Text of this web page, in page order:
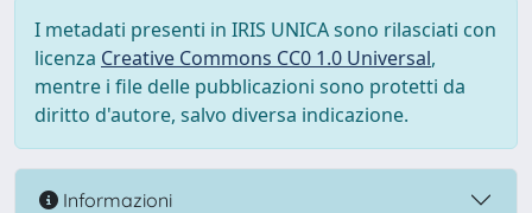
I metadati presenti in IRIS UNICA sono rilasciati con
licenza Creative Commons CC0 1.0 Universal,
mentre i file delle pubblicazioni sono protetti da
diritto d'autore, salvo diversa indicazione.
Informazioni